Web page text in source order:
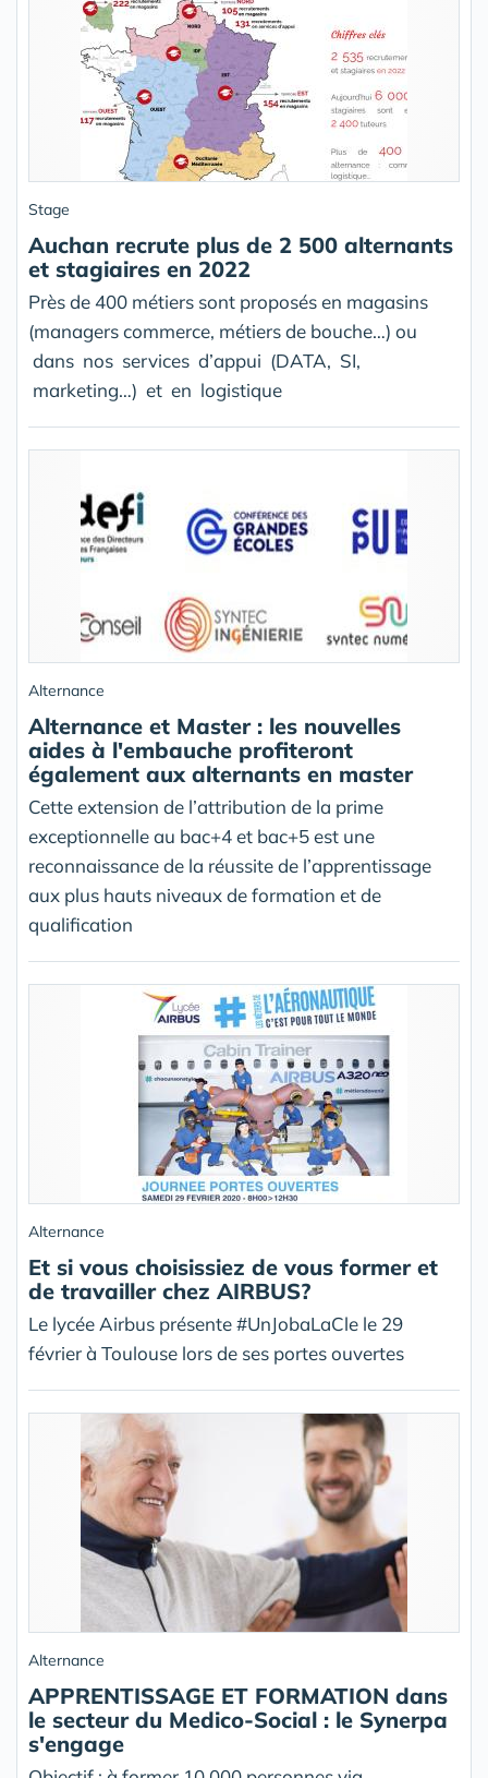
Stage
Auchan recrute plus de 2 500 alternants
et stagiaires en 2022
Près de 400 métiers sont proposés en magasins
(managers commerce, métiers de bouche…) ou
dans nos services d’appui (DATA, SI,
marketing…) et en logistique
Alternance
Alternance et Master : les nouvelles
aides à l'embauche profiteront
également aux alternants en master
Cette extension de l’attribution de la prime
exceptionnelle au bac+4 et bac+5 est une
reconnaissance de la réussite de l’apprentissage
aux plus hauts niveaux de formation et de
qualification
Alternance
Et si vous choisissiez de vous former et
de travailler chez AIRBUS?
Le lycée Airbus présente #UnJobaLaCle le 29
février à Toulouse lors de ses portes ouvertes
Alternance
APPRENTISSAGE ET FORMATION dans
le secteur du Medico-Social : le Synerpa
s'engage